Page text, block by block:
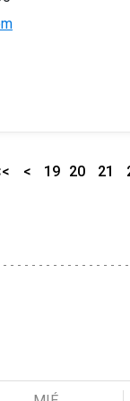
< 19 20 21